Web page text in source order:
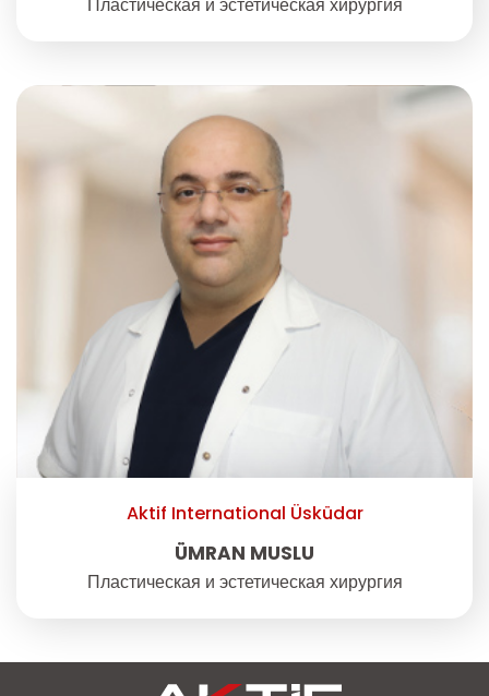
Aktif International Üsküdar
ÜMRAN MUSLU
Пластическая и эстетическая хирургия